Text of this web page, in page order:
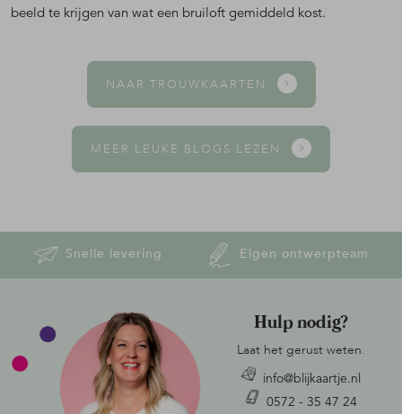
beeld te krijgen van wat een bruiloft gemiddeld kost.
NAAR TROUWKAARTEN
MEER LEUKE BLOGS LEZEN
Snelle levering Eigen ontwerpteam
Hulp nodig?
Laat het gerust weten.
info@blijkaartje.nl
0572 - 35 47 24